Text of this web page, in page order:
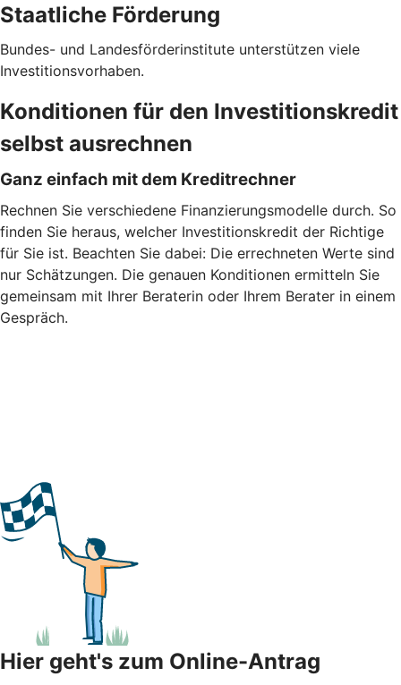
Staatliche Förderung
Bundes- und Landesförderinstitute unterstützen viele
Investitionsvorhaben.
Konditionen für den Investitionskredit
selbst ausrechnen
Ganz einfach mit dem Kreditrechner
Rechnen Sie verschiedene Finanzierungsmodelle durch. So
finden Sie heraus, welcher Investitionskredit der Richtige
für Sie ist. Beachten Sie dabei: Die errechneten Werte sind
nur Schätzungen. Die genauen Konditionen ermitteln Sie
gemeinsam mit Ihrer Beraterin oder Ihrem Berater in einem
Gespräch.
Hier geht's zum Online-Antrag